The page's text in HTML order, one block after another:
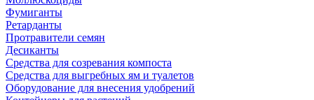
Фумиганты
Ретарданты
Протравители семян
Десиканты
Средства для созревания компоста
Средства для выгребных ям и туалетов
Оборудование для внесения удобрений